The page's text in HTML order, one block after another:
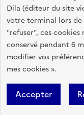
Dila (éditeur du site
votre terminal lors de
"refuser", ces
conservé pendant 6
modifier vos
mes cookies ».
Accepter
service-public.gouv.fr
Accessibilité :
Sauf mention contraire,